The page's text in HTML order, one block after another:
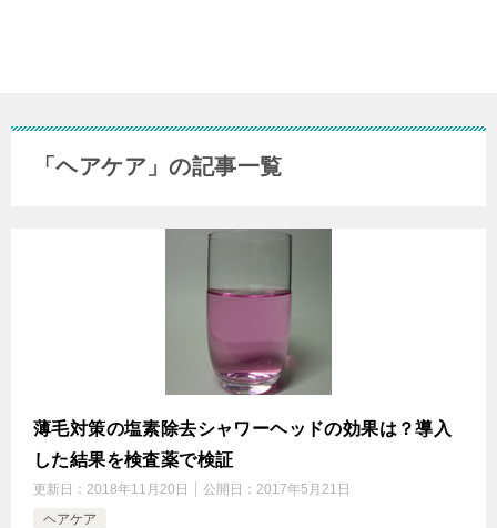
「ヘアケア」の記事一覧
薄毛対策の塩素除去シャワーヘッドの効果は？導入
した結果を検査薬で検証
更新日： 2018年11月20日 公開日： 2017年5月21日
ヘアケア